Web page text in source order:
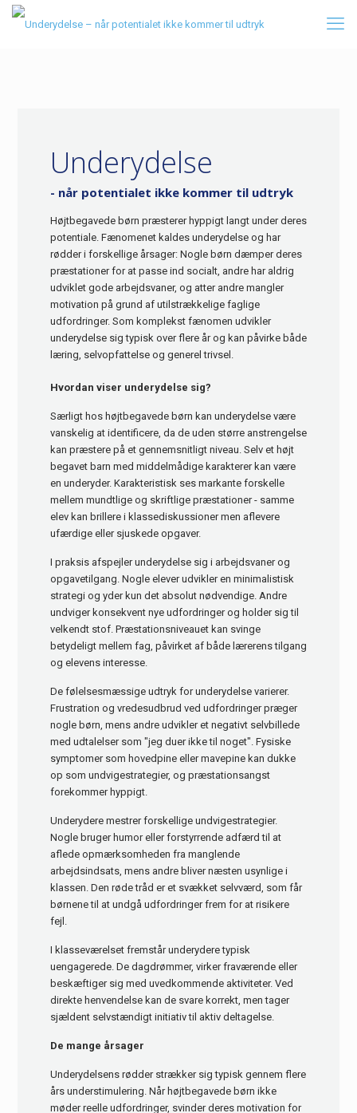
Underydelse
- når potentialet ikke kommer til udtryk
Højtbegavede børn præsterer hyppigt langt under deres
potentiale. Fænomenet kaldes underydelse og har
rødder i forskellige årsager: Nogle børn dæmper deres
præstationer for at passe ind socialt, andre har aldrig
udviklet gode arbejdsvaner, og atter andre mangler
motivation på grund af utilstrækkelige faglige
udfordringer. Som komplekst fænomen udvikler
underydelse sig typisk over flere år og kan påvirke både
læring, selvopfattelse og generel trivsel.
Hvordan viser underydelse sig?
Særligt hos højtbegavede børn kan underydelse være
vanskelig at identificere, da de uden større anstrengelse
kan præstere på et gennemsnitligt niveau. Selv et højt
begavet barn med middelmådige karakterer kan være
en underyder. Karakteristisk ses markante forskelle
mellem mundtlige og skriftlige præstationer - samme
elev kan brillere i klassediskussioner men aflevere
ufærdige eller sjuskede opgaver.
I praksis afspejler underydelse sig i arbejdsvaner og
opgavetilgang. Nogle elever udvikler en minimalistisk
strategi og yder kun det absolut nødvendige. Andre
undviger konsekvent nye udfordringer og holder sig til
velkendt stof. Præstationsniveauet kan svinge
betydeligt mellem fag, påvirket af både lærerens tilgang
og elevens interesse.
De følelsesmæssige udtryk for underydelse varierer.
Frustration og vredesudbrud ved udfordringer præger
nogle børn, mens andre udvikler et negativt selvbillede
med udtalelser som "jeg duer ikke til noget". Fysiske
symptomer som hovedpine eller mavepine kan dukke
op som undvigestrategier, og præstationsangst
forekommer hyppigt.
Underydere mestrer forskellige undvigestrategier.
Nogle bruger humor eller forstyrrende adfærd til at
aflede opmærksomheden fra manglende
arbejdsindsats, mens andre bliver næsten usynlige i
klassen. Den røde tråd er et svækket selvværd, som får
børnene til at undgå udfordringer frem for at risikere
fejl.
I klasseværelset fremstår underydere typisk
uengagerede. De dagdrømmer, virker fraværende eller
beskæftiger sig med uvedkommende aktiviteter. Ved
direkte henvendelse kan de svare korrekt, men tager
sjældent selvstændigt initiativ til aktiv deltagelse.
De mange årsager
Underydelsens rødder strækker sig typisk gennem flere
års understimulering. Når højtbegavede børn ikke
møder reelle udfordringer, svinder deres motivation for